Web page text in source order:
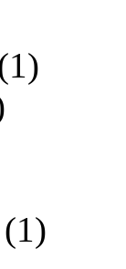
(1)